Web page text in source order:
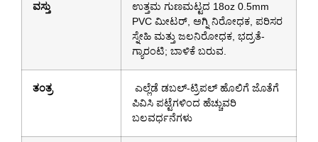
ವಸ್ತು
ಉತ್ತಮ ಗುಣಮಟ್ಟದ 18oz 0.5mm
PVC ಮೀಟರ್, ಅಗ್ನಿ ನಿರೋಧಕ, ಪರಿಸರ
ಸ್ನೇಹಿ ಮತ್ತು ಜಲನಿರೋಧಕ, ಭದ್ರತೆ-
ಗ್ಯಾರಂಟಿ; ಬಾಳಿಕೆ ಬರುವ.
ತಂತ್ರ
ಎಲ್ಲೆಡೆ ಡಬಲ್-ಟ್ರಿಪಲ್ ಹೊಲಿಗೆ ಜೊತೆಗೆ
ಪಿವಿಸಿ ಪಟ್ಟೆಗಳಿಂದ ಹೆಚ್ಚುವರಿ
ಬಲವರ್ಧನೆಗಳು